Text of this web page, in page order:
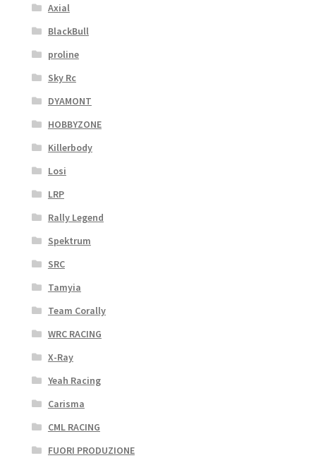
Axial
BlackBull
proline
Sky Rc
DYAMONT
HOBBYZONE
Killerbody
Losi
LRP
Rally Legend
Spektrum
SRC
Tamyia
Team Corally
WRC RACING
X-Ray
Yeah Racing
Carisma
CML RACING
FUORI PRODUZIONE